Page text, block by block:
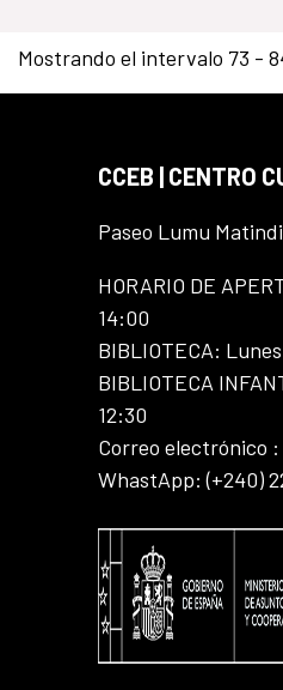
Mostrando el intervalo 73 -
CCEB | CENTRO
Paseo Lumu
HORARIO DE
14:00
BIBLIOTECA:
BIBLIOTECA
12:30
Correo electrónico
WhastApp: (+240)